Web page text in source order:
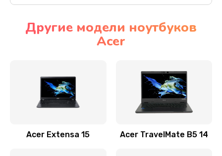
Настройка BIOS
Замена видеочипа
Заказать
Другие модели ноутбуков
Acer
Acer Extensa 15 Acer TravelMate B5 14